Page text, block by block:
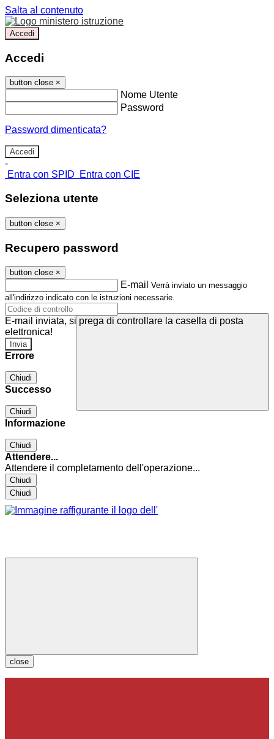
Salta al contenuto
Accedi
Accedi
button close ×
Nome Utente
Password
Password dimenticata?
-
Entra con SPID
Entra con CIE
Seleziona utente
button close ×
Recupero password
button close ×
E-mail Verrà inviato un messaggio
all'indirizzo indicato con le istruzioni necessarie.
E-mail inviata, si prega di controllare la casella di posta
elettronica!
Errore
Chiudi
Successo
Chiudi
Informazione
Chiudi
Attendere...
Attendere il completamento dell'operazione...
Chiudi
Chiudi
close